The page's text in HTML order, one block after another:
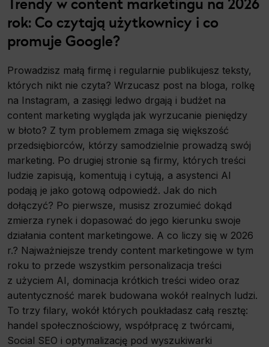
rok: Co czytają użytkownicy i co
promuje Google?
Prowadzisz małą firmę i regularnie publikujesz teksty,
których nikt nie czyta? Wrzucasz post na bloga, rolkę
na Instagram, a zasięgi ledwo drgają i budżet na
content marketing wygląda jak wyrzucanie pieniędzy
w błoto? Z tym problemem zmaga się większość
przedsiębiorców, którzy samodzielnie prowadzą swój
marketing. Po drugiej stronie są firmy, których treści
ludzie zapisują, komentują i cytują, a asystenci AI
podają je jako gotową odpowiedź. Jak do nich
dołączyć? Po pierwsze, musisz zrozumieć dokąd
zmierza rynek i dopasować do jego kierunku swoje
działania content marketingowe. A co liczy się w 2026
r.? Najważniejsze trendy content marketingowe w tym
roku to przede wszystkim personalizacja treści
z użyciem AI, dominacja krótkich treści wideo oraz
autentyczność marek budowana wokół realnych ludzi.
To trzy filary, wokół których poukładasz całą resztę:
handel społecznościowy, współpracę z twórcami,
Social SEO i optymalizację pod wyszukiwarki